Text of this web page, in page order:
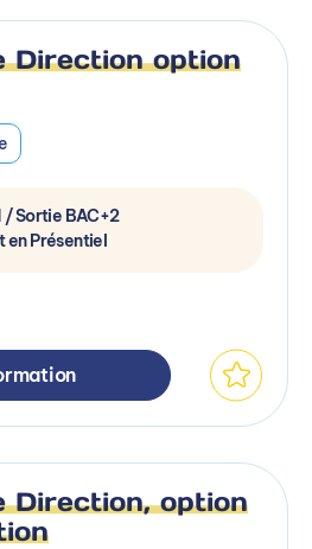
Direction option
/ Sortie BAC+2
en Présentiel
Direction, option